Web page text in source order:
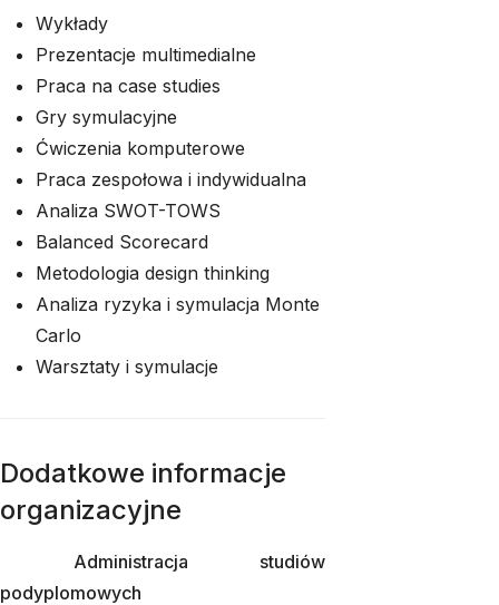
Wykłady
Prezentacje multimedialne
Praca na case studies
Gry symulacyjne
Ćwiczenia komputerowe
Praca zespołowa i indywidualna
Analiza SWOT-TOWS
Balanced Scorecard
Metodologia design thinking
Analiza ryzyka i symulacja Monte
Carlo
Warsztaty i symulacje
Dodatkowe informacje
organizacyjne
Administracja studiów
podyplomowych